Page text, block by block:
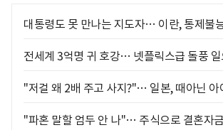
대통령도 못 만나는 지도자… 이란, 통제불
전세계 3억명 귀 호강… 넷플릭스급 돌풍 일
"저걸 왜 2배 주고 사지?"… 일본, 때아닌 아
"파혼 말할 엄두 안 나"… 주식으로 결혼자